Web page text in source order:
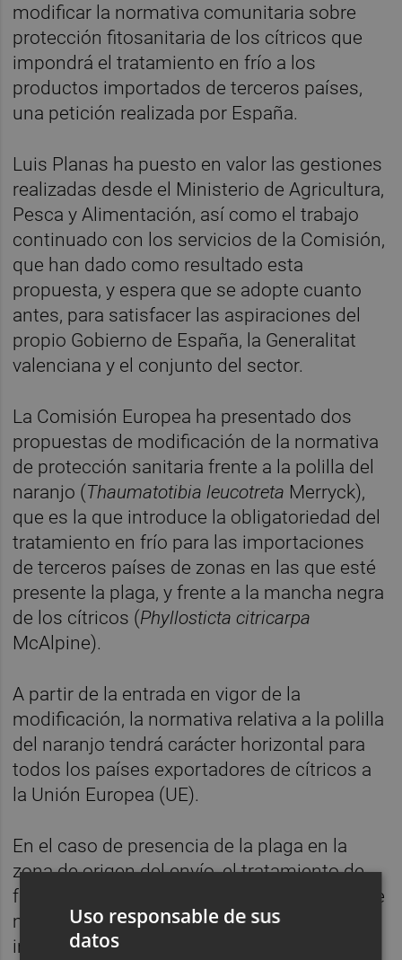
modificar la normativa comunitaria sobre
protección fitosanitaria de los cítricos que
impondrá el tratamiento en frío a los
productos importados de terceros países,
una petición realizada por España.
Luis Planas ha puesto en valor las gestiones
realizadas desde el Ministerio de Agricultura,
Pesca y Alimentación, así como el trabajo
continuado con los servicios de la Comisión,
que han dado como resultado esta
propuesta, y espera que se adopte cuanto
antes, para satisfacer las aspiraciones del
propio Gobierno de España, la Generalitat
valenciana y el conjunto del sector.
La Comisión Europea ha presentado dos
propuestas de modificación de la normativa
de protección sanitaria frente a la polilla del
naranjo (Thaumatotibia leucotreta Merryck),
que es la que introduce la obligatoriedad del
tratamiento en frío para las importaciones
de terceros países de zonas en las que esté
presente la plaga, y frente a la mancha negra
de los cítricos (Phyllosticta citricarpa
McAlpine).
A partir de la entrada en vigor de la
modificación, la normativa relativa a la polilla
del naranjo tendrá carácter horizontal para
todos los países exportadores de cítricos a
la Unión Europea (UE).
En el caso de presencia de la plaga en la
zona de origen del envío, el tratamiento de
frio será una parte obligatoria del sistema de
manejo para las naranjas. Así mismo se
incluyen los elementos necesarios para su
Uso responsable de sus
datos